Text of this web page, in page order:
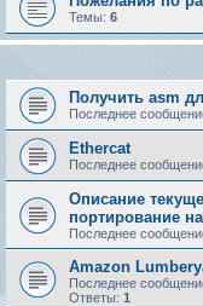
Темы: 6
Получить asm
Последнее
Ethercat
Последнее
Описание
портирование
Последнее
Amazon
Последнее
Ответы: 1